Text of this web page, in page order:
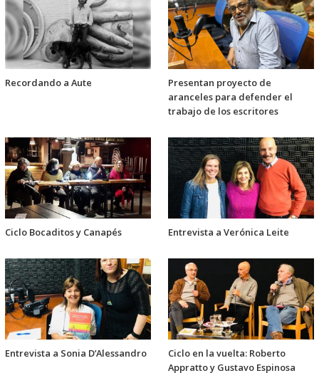
Recordando a Aute
Presentan proyecto de
aranceles para defender el
trabajo de los escritores
Ciclo Bocaditos y Canapés Entrevista a Verónica Leite
Entrevista a Sonia D’Alessandro
Ciclo en la vuelta: Roberto
Appratto y Gustavo Espinosa